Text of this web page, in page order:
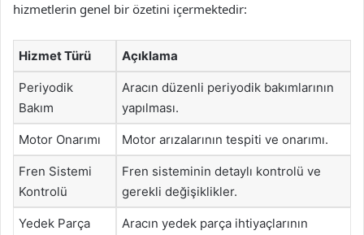
hizmetlerin genel bir özetini içermektedir:
Hizmet Türü Açıklama
Periyodik
Bakım
Aracın düzenli periyodik bakımlarının
yapılması.
Motor Onarımı Motor arızalarının tespiti ve onarımı.
Fren Sistemi
Kontrolü
Fren sisteminin detaylı kontrolü ve
gerekli değişiklikler.
Yedek Parça
Aracın yedek parça ihtiyaçlarının